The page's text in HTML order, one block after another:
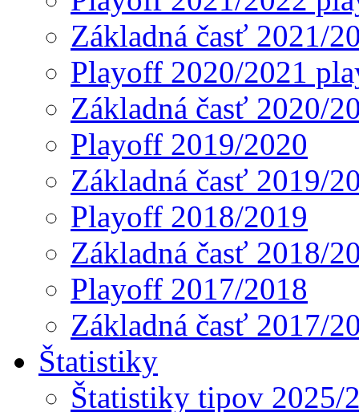
Základná časť 2021/
Playoff 2020/2021
Základná časť 2020/
Playoff 2019/2020
Základná časť 2019/
Playoff 2018/2019
Základná časť 2018/
Playoff 2017/2018
Základná časť 2017/
Štatistiky
Štatistiky tipov 2025/